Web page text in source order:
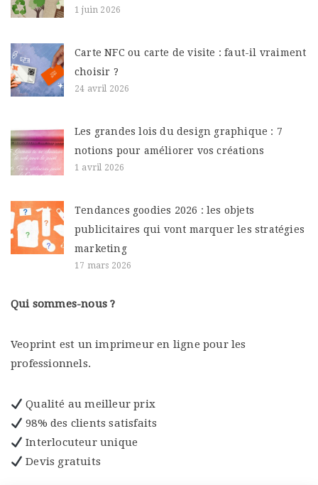
1 juin 2026
Carte NFC ou carte de visite : faut-il vraiment
choisir ?
24 avril 2026
Les grandes lois du design graphique : 7
notions pour améliorer vos créations
1 avril 2026
Tendances goodies 2026 : les objets
publicitaires qui vont marquer les stratégies
marketing
17 mars 2026
Qui sommes-nous ?
Veoprint est un imprimeur en ligne pour les
professionnels.
Qualité au meilleur prix
98% des clients satisfaits
Interlocuteur unique
Devis gratuits